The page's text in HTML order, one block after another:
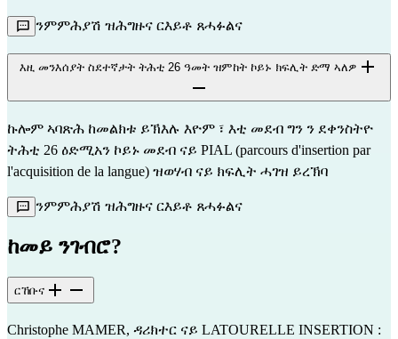
ንምምሕያሽ ዝሕግዙና ርእይቶ ጸሓፉልና
እዚ መንእሰያት ስደተኛታት ትሕቲ 26 ዓመት ዝምከት ኮይኑ ክፍሊት ድማ ኣለዎ
ኩሎም ኣባጽሕ ከመልክቱ ይኽእሉ እዮም ፣ እቲ መደብ ግን ን ደቀንስትዮ
ትሕቲ 26 ዕድሚአን ኮይኑ መደብ ናይ PIAL (parcours d'insertion par
l'acquisition de la langue) ዝወሃብ ናይ ክፍሊት ሓገዝ ይረኽባ
ንምምሕያሽ ዝሕግዙና ርእይቶ ጸሓፉልና
ከመይ ንገብሮ?
ርኸቡና
Christophe MAMER, ዳሪክተር ናይ LATOURELLE INSERTION :